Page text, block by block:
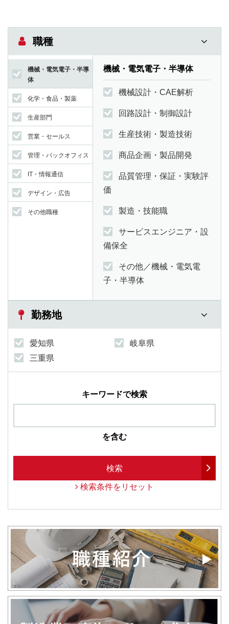
職種
機械・電気電子・半導
体
化学・食品・製薬
生産部門
営業・セールス
管理・バックオフィス
IT・情報通信
デザイン・広告
その他職種
機械・電気電子・半導体
機械設計・CAE解析
回路設計・制御設計
生産技術・製造技術
商品企画・製品開発
品質管理・保証・実験評
価
製造・技能職
サービスエンジニア・設
備保全
その他／機械・電気電
子・半導体
勤務地
愛知県
岐阜県
三重県
キーワードで検索
を含む
検索
検索条件をリセット